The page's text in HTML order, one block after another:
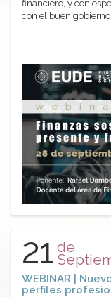
financiero, y con
con el buen
21 de
WEBINAR |
perfiles